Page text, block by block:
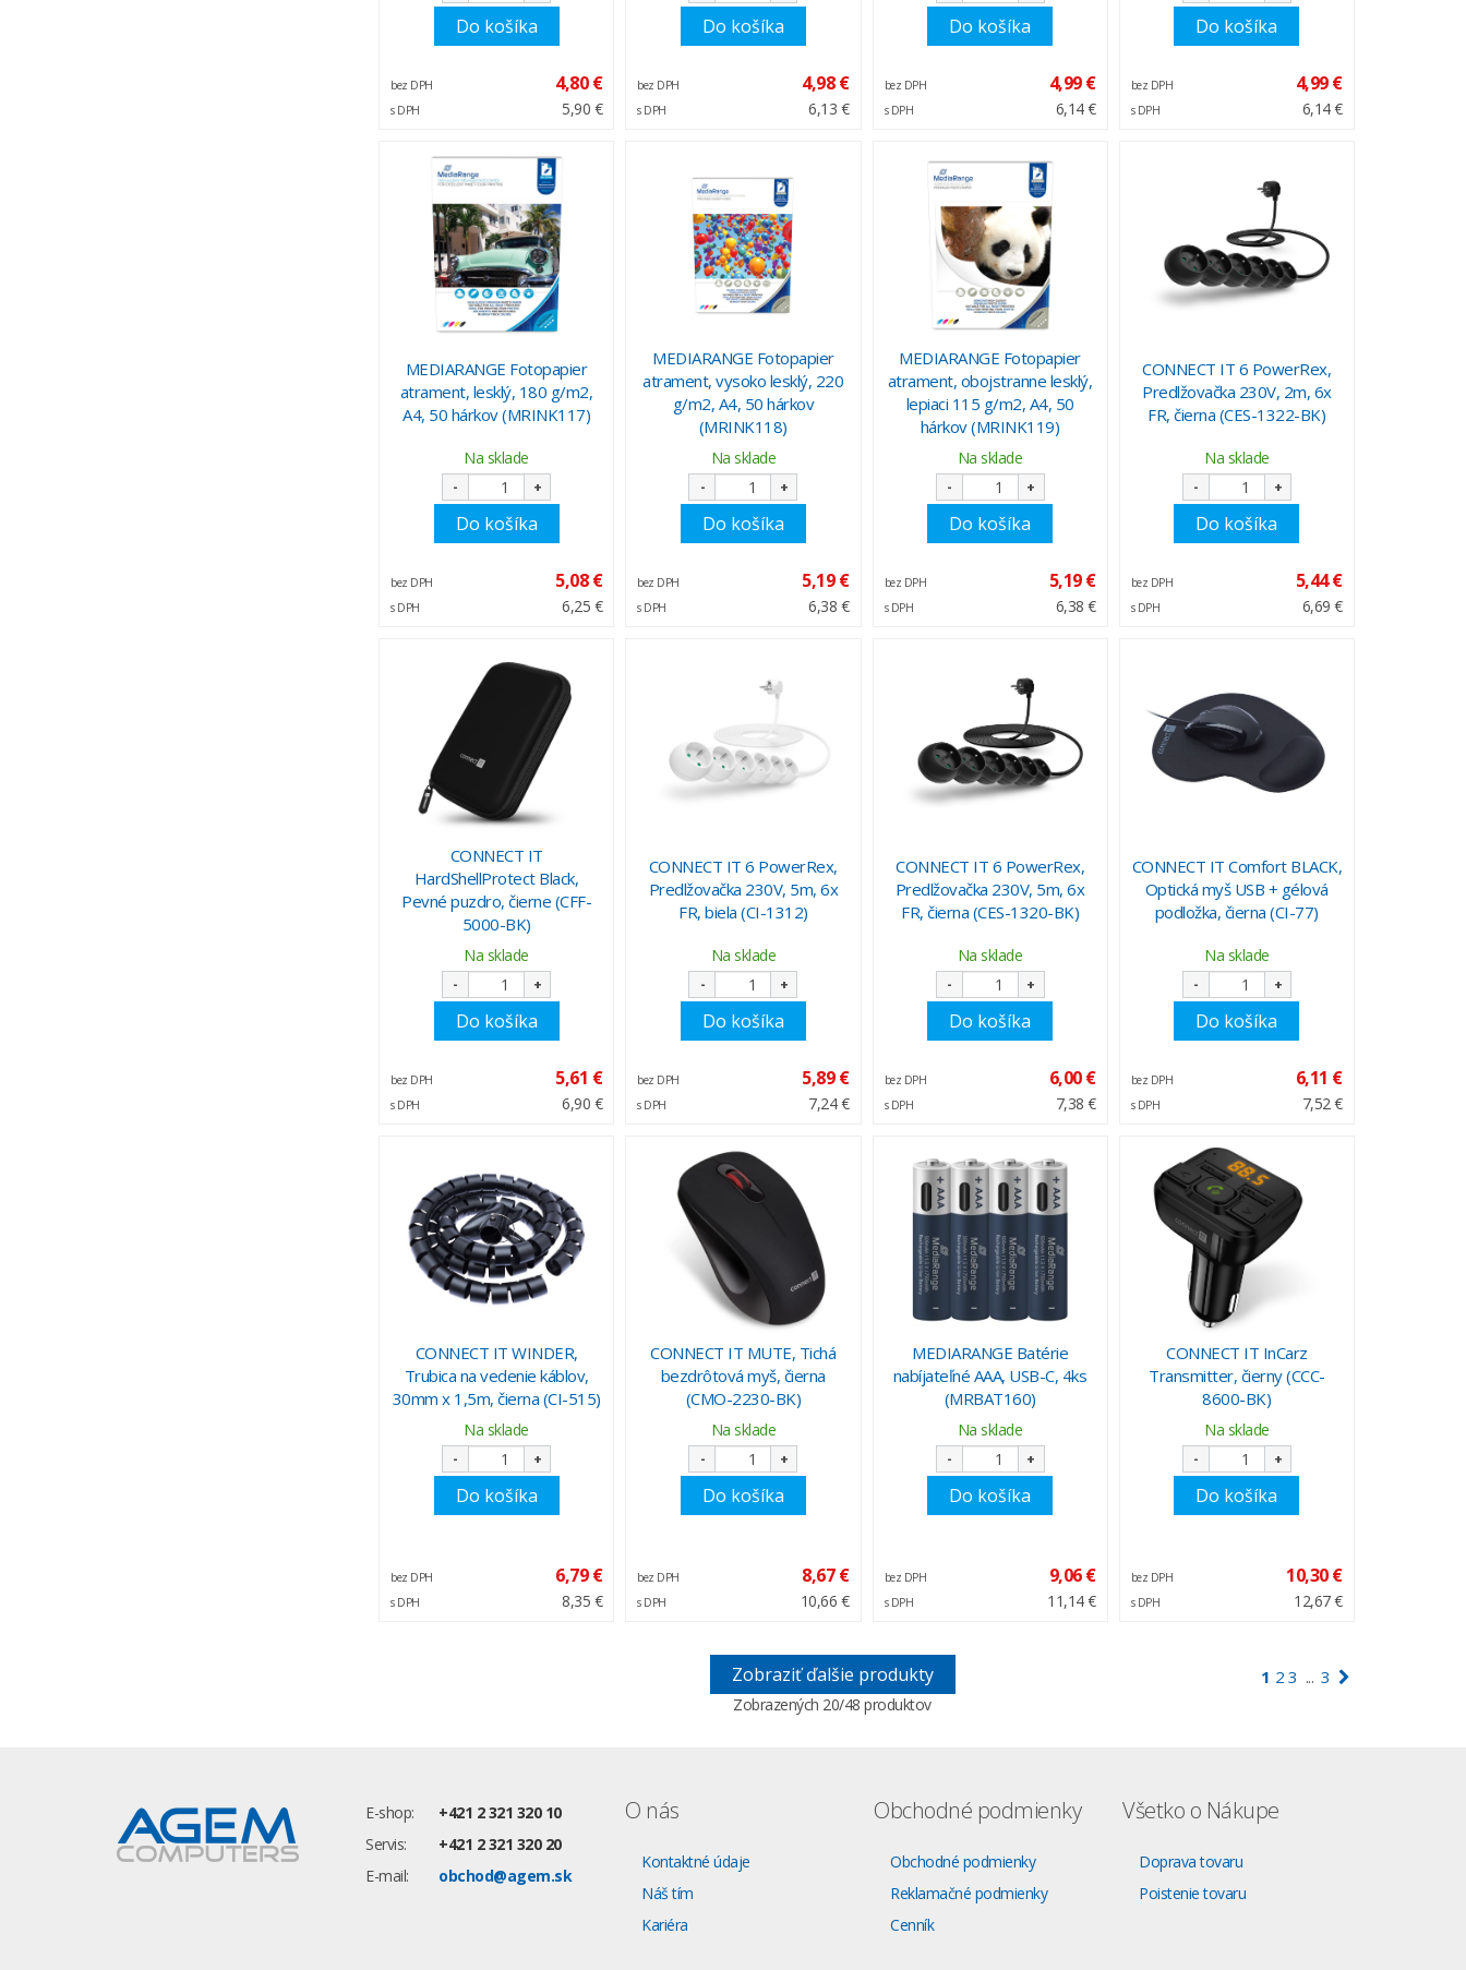
Do košíka
bez DPH 4,80 €
s DPH 5,90 €
Do košíka
bez DPH 4,98 €
s DPH 6,13 €
Do košíka
bez DPH 4,99 €
s DPH 6,14 €
Do košíka
bez DPH 4,99 €
s DPH 6,14 €
MEDIARANGE Fotopapier
atrament, lesklý, 180 g/m2,
A4, 50 hárkov (MRINK117)
Na sklade
- +
Do košíka
bez DPH 5,08 €
s DPH 6,25 €
MEDIARANGE Fotopapier
atrament, vysoko lesklý, 220
g/m2, A4, 50 hárkov
(MRINK118)
Na sklade
- +
Do košíka
bez DPH 5,19 €
s DPH 6,38 €
MEDIARANGE Fotopapier
atrament, obojstranne lesklý,
lepiaci 115 g/m2, A4, 50
hárkov (MRINK119)
Na sklade
- +
Do košíka
bez DPH 5,19 €
s DPH 6,38 €
CONNECT IT 6 PowerRex,
Predlžovačka 230V, 2m, 6x
FR, čierna (CES-1322-BK)
Na sklade
- +
Do košíka
bez DPH 5,44 €
s DPH 6,69 €
CONNECT IT
HardShellProtect Black,
Pevné puzdro, čierne (CFF-
5000-BK)
Na sklade
- +
Do košíka
bez DPH 5,61 €
s DPH 6,90 €
CONNECT IT 6 PowerRex,
Predlžovačka 230V, 5m, 6x
FR, biela (CI-1312)
Na sklade
- +
Do košíka
bez DPH 5,89 €
s DPH 7,24 €
CONNECT IT 6 PowerRex,
Predlžovačka 230V, 5m, 6x
FR, čierna (CES-1320-BK)
Na sklade
- +
Do košíka
bez DPH 6,00 €
s DPH 7,38 €
CONNECT IT Comfort BLACK,
Optická myš USB + gélová
podložka, čierna (CI-77)
Na sklade
- +
Do košíka
bez DPH 6,11 €
s DPH 7,52 €
CONNECT IT WINDER,
Trubica na vedenie káblov,
30mm x 1,5m, čierna (CI-515)
Na sklade
- +
Do košíka
bez DPH 6,79 €
s DPH 8,35 €
CONNECT IT MUTE, Tichá
bezdrôtová myš, čierna
(CMO-2230-BK)
Na sklade
- +
Do košíka
bez DPH 8,67 €
s DPH 10,66 €
MEDIARANGE Batérie
nabíjateľné AAA, USB-C, 4ks
(MRBAT160)
Na sklade
- +
Do košíka
bez DPH 9,06 €
s DPH 11,14 €
CONNECT IT InCarz
Transmitter, čierny (CCC-
8600-BK)
Na sklade
- +
Do košíka
bez DPH 10,30 €
s DPH 12,67 €
Zobraziť ďalšie produkty
Zobrazených 20/48 produktov
1 2 3 ... 3
E-shop:
+421 2 321 320 10
Servis:
+421 2 321 320 20
E-mail:
obchod@agem.sk
O nás
Kontaktné údaje
Náš tím
Kariéra
Obchodné podmienky
Obchodné podmienky
Reklamačné podmienky
Cenník
Všetko o Nákupe
Doprava tovaru
Poistenie tovaru